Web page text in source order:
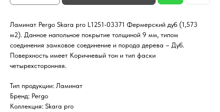
Ламинат Pergo Skara pro L1251-03371 Фермерский дуб (1,573
м2). Данное напольное покрытие толщиной 9 мм, типом
соединения замковое соединение и порода дерева – Дуб.
Поверхность имеет Коричневый тон и тип фаски
четырехсторонняя.
Тип продукции: Ламинат
Бренд: Pergo
Коллекция: Skara pro